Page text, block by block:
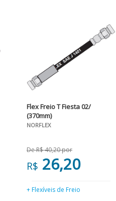
Flex Freio T Fiesta 02/
(370mm)
NORFLEX
De R$ 40,20 por
R$ 26,20
+ Flexíveis de Freio